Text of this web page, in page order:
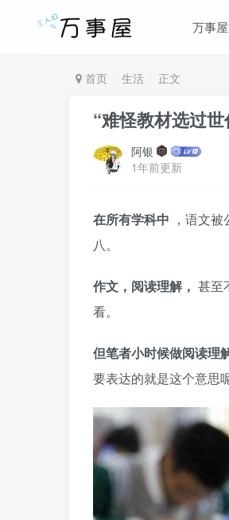
万事
首页 生活 正文
“难怪教材选过
阿银
1年前更新
在所有学科中 ，语文
八。
作文，阅读理解， 甚至
看。
但笔者小时候做阅读理
要表达的就是这个意思